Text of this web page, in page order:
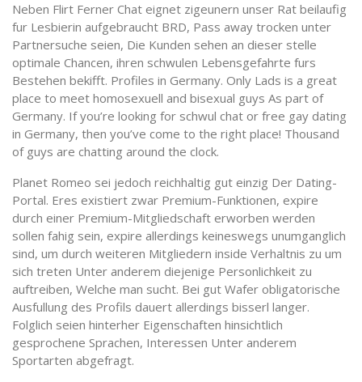
Neben Flirt Ferner Chat eignet zigeunern unser Rat beilaufig
fur Lesbierin aufgebraucht BRD, Pass away trocken unter
Partnersuche seien, Die Kunden sehen an dieser stelle
optimale Chancen, ihren schwulen Lebensgefahrte furs
Bestehen bekifft. Profiles in Germany. Only Lads is a great
place to meet homosexuell and bisexual guys As part of
Germany. If you’re looking for schwul chat or free gay dating
in Germany, then you’ve come to the right place! Thousand
of guys are chatting around the clock.
Planet Romeo sei jedoch reichhaltig gut einzig Der Dating-
Portal. Eres existiert zwar Premium-Funktionen, expire
durch einer Premium-Mitgliedschaft erworben werden
sollen fahig sein, expire allerdings keineswegs unumganglich
sind, um durch weiteren Mitgliedern inside Verhaltnis zu um
sich treten Unter anderem diejenige Personlichkeit zu
auftreiben, Welche man sucht. Bei gut Wafer obligatorische
Ausfullung des Profils dauert allerdings bisserl langer.
Folglich seien hinterher Eigenschaften hinsichtlich
gesprochene Sprachen, Interessen Unter anderem
Sportarten abgefragt.